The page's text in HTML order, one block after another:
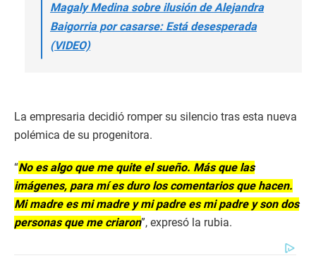
Magaly Medina sobre ilusión de Alejandra
Baigorria por casarse: Está desesperada
(VIDEO)
La empresaria decidió romper su silencio tras esta nueva
polémica de su progenitora.
“No es algo que me quite el sueño. Más que las
imágenes, para mí es duro los comentarios que hacen.
Mi madre es mi madre y mi padre es mi padre y son dos
personas que me criaron”, expresó la rubia.